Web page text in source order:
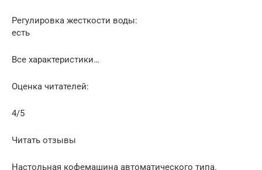
Регулировка жесткости воды:
есть
Все характеристики…
Оценка читателей:
4/5
Читать отзывы
Настольная кофемашина автоматического типа.